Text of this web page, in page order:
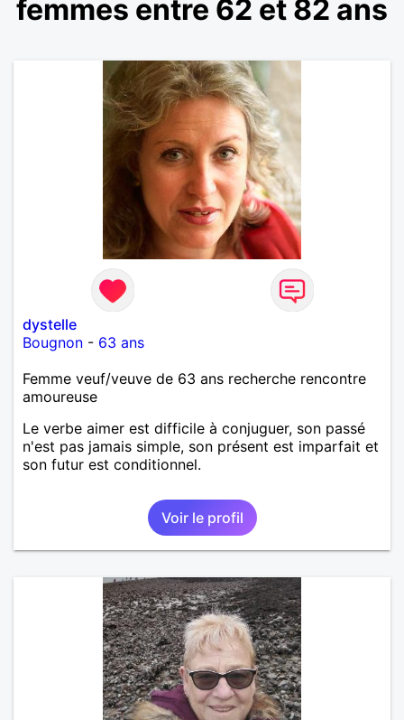
femmes entre 62 et 82 ans
dystelle
Bougnon - 63 ans
Femme veuf/veuve de 63 ans recherche rencontre
amoureuse
Le verbe aimer est difficile à conjuguer, son passé
n'est pas jamais simple, son présent est imparfait et
son futur est conditionnel.
Voir le profil